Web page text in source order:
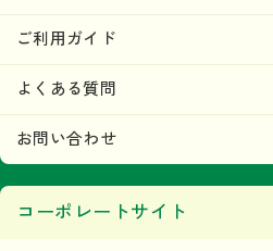
ご利用ガイド
よくある質問
お問い合わせ
コーポレートサイト